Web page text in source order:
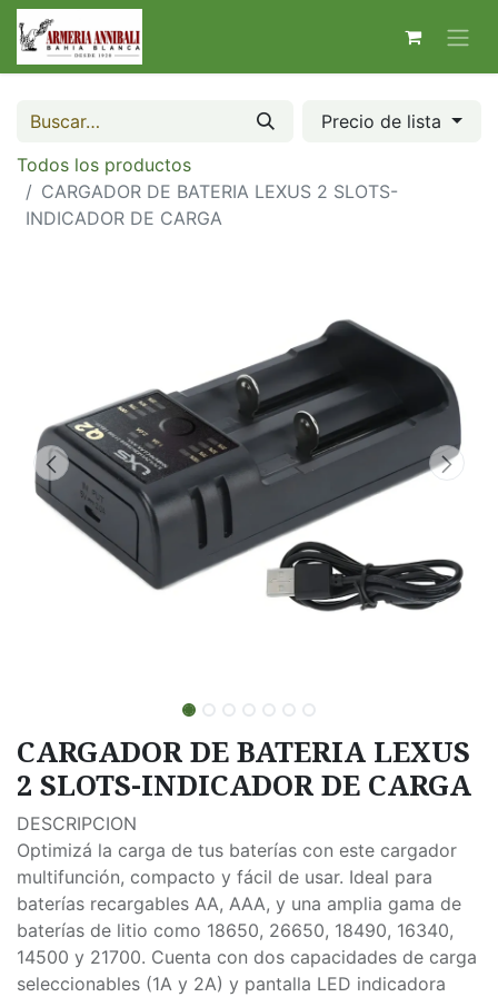
Precio de lista
Todos los productos
CARGADOR DE BATERIA LEXUS 2 SLOTS-
INDICADOR DE CARGA
CARGADOR DE BATERIA LEXUS
2 SLOTS-INDICADOR DE CARGA
DESCRIPCION
Optimizá la carga de tus baterías con este cargador
multifunción, compacto y fácil de usar. Ideal para
baterías recargables AA, AAA, y una amplia gama de
baterías de litio como 18650, 26650, 18490, 16340,
14500 y 21700. Cuenta con dos capacidades de carga
seleccionables (1A y 2A) y pantalla LED indicadora